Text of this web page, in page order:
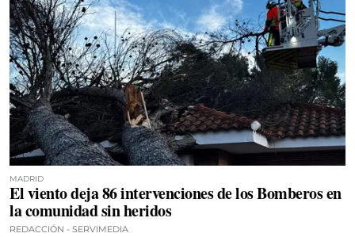
MADRID
El viento deja 86 intervenciones de los Bomberos en
la comunidad sin heridos
REDACCIÓN - SERVIMEDIA